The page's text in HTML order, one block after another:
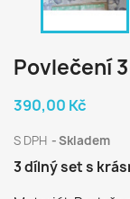
Povlečení 3
390,00 Kč
S DPH Skladem
3 dílný set s